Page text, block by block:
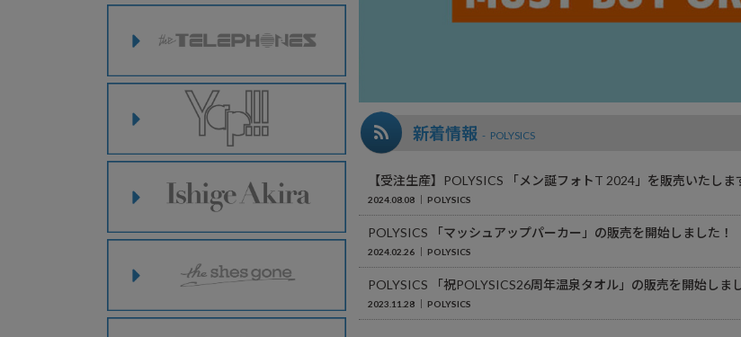
新着情報 POLYSICS
【受注生産】POLYSICS 「メン誕フォトT 2024」を販売いたしま
2024.08.08 POLYSICS
POLYSICS 「マッシュアップパーカー」の販売を開始しました！
2024.02.26 POLYSICS
POLYSICS 「祝POLYSICS26周年温泉タオル」の販売を開始しま
2023.11.28 POLYSICS